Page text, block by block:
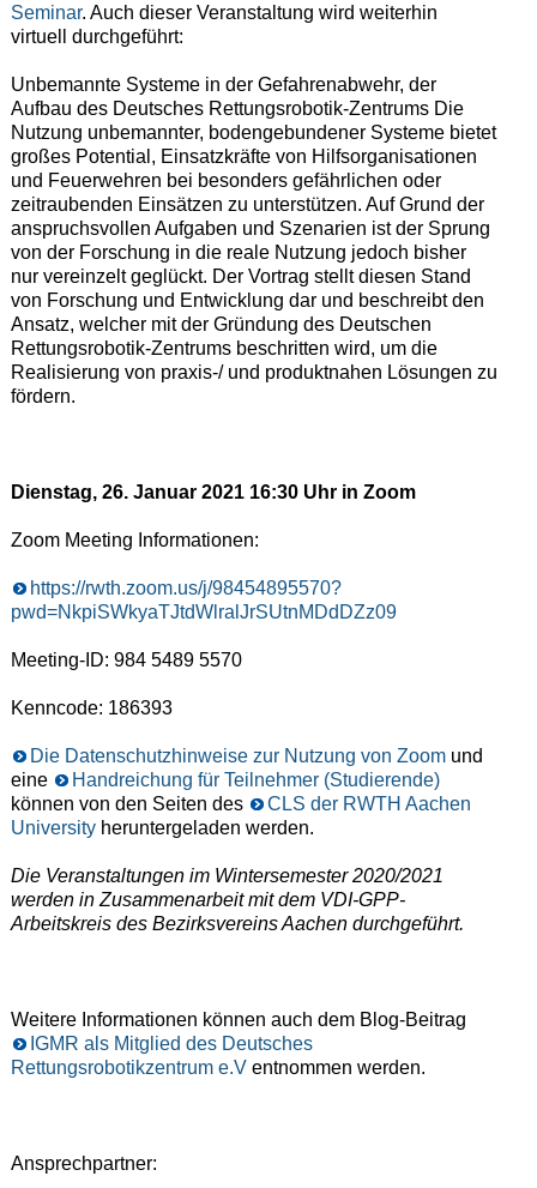
Seminar. Auch dieser Veranstaltung wird weiterhin
virtuell durchgeführt:
Unbemannte Systeme in der Gefahrenabwehr, der
Aufbau des Deutsches Rettungsrobotik-Zentrums Die
Nutzung unbemannter, bodengebundener Systeme bietet
großes Potential, Einsatzkräfte von Hilfsorganisationen
und Feuerwehren bei besonders gefährlichen oder
zeitraubenden Einsätzen zu unterstützen. Auf Grund der
anspruchsvollen Aufgaben und Szenarien ist der Sprung
von der Forschung in die reale Nutzung jedoch bisher
nur vereinzelt geglückt. Der Vortrag stellt diesen Stand
von Forschung und Entwicklung dar und beschreibt den
Ansatz, welcher mit der Gründung des Deutschen
Rettungsrobotik-Zentrums beschritten wird, um die
Realisierung von praxis-/ und produktnahen Lösungen zu
fördern.
Dienstag, 26. Januar 2021 16:30 Uhr in Zoom
Zoom Meeting Informationen:
https://rwth.zoom.us/j/98454895570?
pwd=NkpiSWkyaTJtdWlralJrSUtnMDdDZz09
Meeting-ID: 984 5489 5570
Kenncode: 186393
Die Datenschutzhinweise zur Nutzung von Zoom und
eine
Handreichung für Teilnehmer (Studierende)
können von den Seiten des
CLS der RWTH Aachen
Universityheruntergeladen werden.
Die Veranstaltungen im Wintersemester 2020/2021
werden in Zusammenarbeit mit dem VDI-GPP-
Arbeitskreis des Bezirksvereins Aachen durchgeführt.
Weitere Informationen können auch dem Blog-Beitrag
IGMR als Mitglied des Deutsches
Rettungsrobotikzentrum e.Ventnommen werden.
Ansprechpartner: